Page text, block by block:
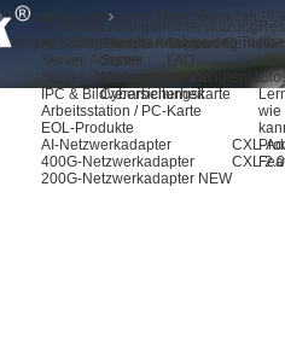
Produkte
AI-Server-Adapter
Server-Adapter
Server-Zubehör
IPC & Bildverarbeitungskarte
Arbeitsstation / PC-Karte
EOL-Produkte
AI-Netzwerkadapter
400G-Netzwerkadapter
200G-Netzwerkadapter NEW
CXL-
CXL 2.0
Lösungen
Speichererweiterung
Server
Maschinenvision
Cybersicherheit
Unterstützung
Support-Center
FAQ
Kundendienst
wie
Produktdynamik
Eingehende Analyse des